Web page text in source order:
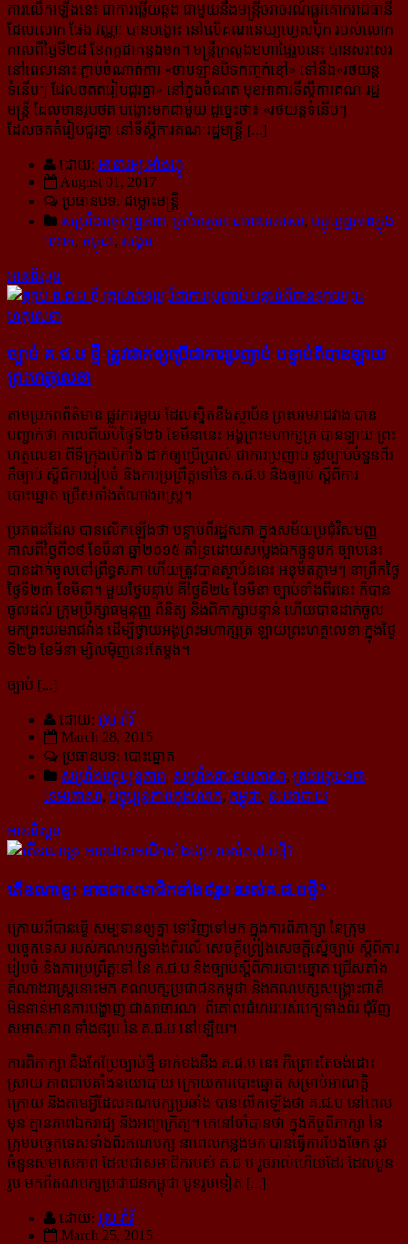
ការលើកឡើងនេះ ជាការឆ្លើយឆ្លង ជាមួយនឹងមន្ត្រីចរាចរណ៍ផ្លូវគោករាជធានី
ដែលលោក ផែង វណ្ណៈ បានបង្ហោះ នៅលើគណនេយ្យហ្វេសប៊ុក របស់លោក
កាលពីថ្ងៃទី២៨ ខែកក្កដាកន្លងមក។ មន្ត្រីក្រសួងមហាផ្ទៃរូបនេះ បានសរសេរ
នៅពេលនោះ ភ្ជាប់ចំណាត់ការ «ចាប់ឡានបិទកញ្ចក់ខ្មៅ» ទៅនឹង«រថយន្ដ
ទំនើបៗ ដែលចតតរៀបជួរគ្នា»​ នៅក្នុងចំណត មុខអាគារទីស្ដីការគណៈរដ្ឋ
មន្ត្រី ដែលមានរូបថត បង្ហោះមកជាមួយ ដូច្នេះថា៖ «រថយន្តទំនើបៗ
ដែលចតតំរៀបជួរគ្នា នៅទីស្ដីការគណៈរដ្ឋមន្ត្រី [...]
ដោយ: មនោរម្យ.អាំងហ្វូ
August 01, 2017
ប្រធានបទ: ជម្លោះមន្ត្រី
សម្រាំងបច្ចុប្បន្នភាព, គ្រប់អត្ថបទជាខេមរភាសា, បច្ចុប្បន្នភាពក្នុង
លោក, កម្ពុជា, សង្គម
អានពិស្ដារ
ច្បាប់ គ.ជ.ប ថ្មី ត្រូវ​ដាក់​ឲ្យ​ប្រើ​ជា​ការ​ប្រញាប់ បន្ទាប់​ពី​បាន​ឡាយ​
ព្រះ​ហត្ថលេខា
តាមប្រភពព័ត៌មាន ផ្លូវការមួយ ដែលស្និតនឹងស្ថាប័ន ព្រះបរមរាជវាង បាន
បញ្ជាក់ថា កាលពីយប់ថ្ងៃទី២៦ ខែមីនានេះ អង្គព្រះមហាក្សត្រ បានឡាយ ព្រះ
ហត្ថលេខា ពីទីក្រុងប៉េកាំង ដាក់ឲ្យប្រើប្រាស់ ជាការប្រញាប់ នូវច្បាប់ចំនួនពីរ
គឺ​ច្បាប់ ស្តីពីការរៀបចំ និងការប្រព្រឹត្តទៅនៃ គ.ជ.ប និងច្បាប់ ស្តីពីការ
បោះឆ្នោត ជ្រើសតាំងតំណាងរាស្ត្រ។
ប្រភពដដែល បានលើកឡើងថា បន្ទាប់ពីរដ្ឋសភា ក្នុងសម័យប្រជុំវិសមញ្ញ
កាលពីថ្ងៃពី១៩ ខែមីនា ឆ្នាំ២០១៥ គាំទ្រ​ដោយ​សម្លេងឯកច្ឆន្ទមក ច្បាប់នេះ
បានដាក់ចូលទៅព្រឹទ្ធសភា ហើយត្រូវបានស្ថាប័ននេះ អនុម័តភ្លាមៗ នាព្រឹកថ្ងៃ
ថ្ងៃ​ទី​២៣ ខែមីនា។ មួយថ្ងៃបន្ទាប់ គឺថ្ងៃទី២៤ ខែមីនា ច្បាប់ទាំងពីរនេះ ក៏បាន
ចូលដល់ ក្រុមប្រឹក្សាធម្មនុញ្ញ ពិនិត្យ និង​ពិភាក្សា​បន្ទាន់ ហើយបានដាក់ចូល
មកព្រះបរមរាជវាំង ដើម្បីថ្វាយអង្គព្រះមហាក្សត្រ ឡាយព្រះហត្ថលេខា ក្នុងថ្ងៃ​
ទី២៦ ខែ​មីនា ម្សិលម៉ិញនេះតែម្តង។
ច្បាប់ [...]
ដោយ: អ៊ុម វ៉ារី
March 28, 2015
ប្រធានបទ: បោះឆ្នោត
សម្រាំងបច្ចុប្បន្នភាព, សម្រាំងជាខេមរភាសា, គ្រប់អត្ថបទជា
ខេមរភាសា, បច្ចុប្បន្នភាពក្នុងលោក, កម្ពុជា, នយោបាយ
អានពិស្ដារ
តើ​នណា​ខ្លះ អាច​ជា​សមាជិក​ទាំង​៩រូប របស់​គ.ជ.ប​ថ្មី?
ក្រោយពីបានធ្វើ សម្បទានឲ្យគ្នា ទៅវិញទៅមក ក្នុងការពិភាក្សា នៃក្រុម
បច្ចេកទេស របស់គណបក្សទាំងពីរលើ សេចក្តី​ព្រៀងសេចក្តីស្នើច្បាប់ ស្តីពីការ
រៀបចំ និងការប្រព្រឹត្តទៅ នៃ គ.ជ.ប និងច្បាប់ស្តីពីការបោះឆ្នោត ជ្រើសតាំង​
តំណាង​រាស្ត្រ​នោះមក គណបក្សប្រជាជនកម្ពុជា និងគណបក្សសង្គ្រោះជាតិ
មិនទាន់មានការបង្ហាញ ជាសាធារណៈ ពីគោល​ជំហររបស់បក្សទាំងពីរ ជុំវិញ
សមាសភាព ទាំង៩រូប នៃ គ.ជ.ប នៅឡើយ។
ការពិភាក្សា និងកែប្រែច្បាប់ថ្មី ទាក់ទងនឹង គ.ជ.ប នេះ ក៏ព្រោះតែចង់ដោះ
ស្រាយ ភាពជាប់គាំងនយោបាយ ក្រោយការ​បោះឆ្នោត សម្រាប់អាណត្តិ
ក្រោយ និងតាមអ្វីដែលគណបក្សប្រឆាំង បានលើកឡើងថា គ.ជ.ប នៅពេល
មុន គ្មានភាព​ឯករាជ្យ និងអព្យាក្រិត្យ។ គេនៅចាំបានថា ក្នុងកិច្ចពិភាក្សា នៃ
ក្រុមបច្ចេកទេសទាំងពីរគណបក្ស នាពេលកន្លងមក បាន​ធ្វើការបែងចែក នូវ
ចំនួនសមាសភាព ដែលជាសមាជិករបស់ គ.ជ.ប រួចរាល់ហើយដែរ ដែលបួន
រូប មកពីគណបក្ស​ប្រជាជន​កម្ពុជា បួនរូបទៀត [...]
ដោយ: អ៊ុម វ៉ារី
March 25, 2015